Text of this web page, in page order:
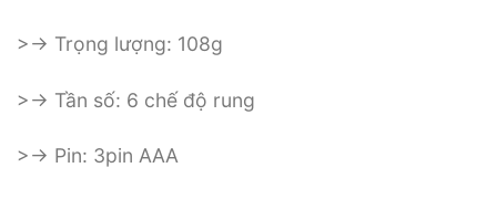
>-> Trọng lượng: 108g
>-> Tần số: 6 chế độ rung
>-> Pin: 3pin AAA